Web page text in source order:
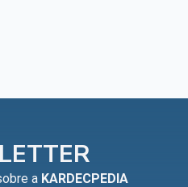
a KARDECPEDIA